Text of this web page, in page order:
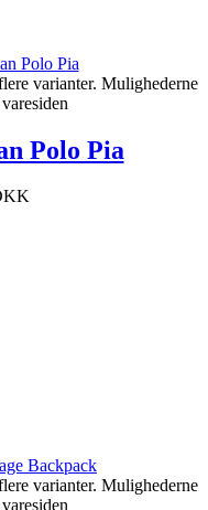
varianter. Mulighederne
Polo Pia
varianter. Mulighederne